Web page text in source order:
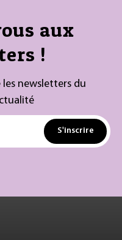
aux
!
les newsletters du
S'inscrire